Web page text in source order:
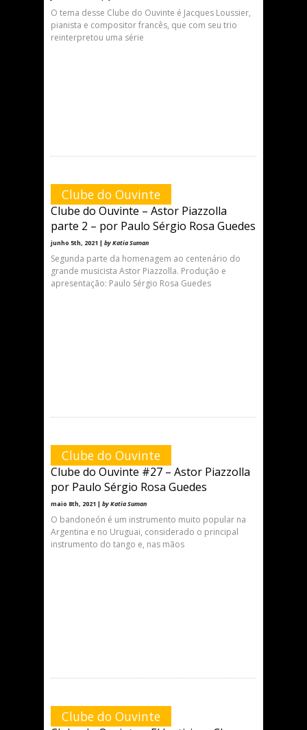
O tema desse Clube do Ouvinte é Jacques Loussier,
pianista e compositor francês, que com seu trio
reinterpretou uma série
Clube do Ouvinte
Clube do Ouvinte – Astor Piazzolla
parte 2 – por Paulo Sérgio Rosa Guedes
junho 5th, 2021 | by Katia Suman
Segunda parte da homenagem ao centenário do
grande musicista Astor Piazzolla. Produção e
apresentação: Paulo Sérgio Rosa Guedes
Clube do Ouvinte
Clube do Ouvinte #27 – Astor Piazzolla
por Paulo Sérgio Rosa Guedes
maio 8th, 2021 | by Katia Suman
O bandoneón é um instrumento muito popular na
Argentina e no Uruguai, considerado o principal
instrumento do tango e, nas mãos
Clube do Ouvinte